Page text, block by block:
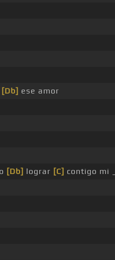
[Db] ese amor
[Db] lograr [C] contigo mi _